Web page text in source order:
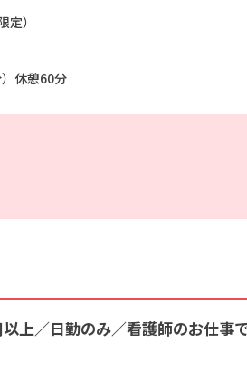
）
休憩60分
上／日勤のみ／看護師のお仕事